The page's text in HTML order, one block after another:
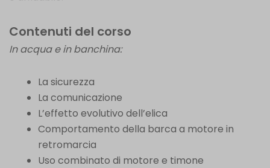
Contenuti del corso
In acqua e in banchina:
La sicurezza
La comunicazione
L’effetto evolutivo dell’elica
Comportamento della barca a motore in
retromarcia
Uso combinato di motore e timone